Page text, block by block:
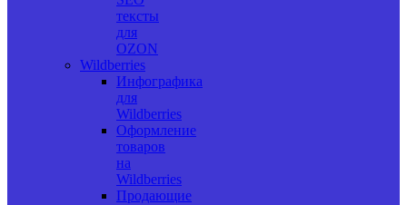
тексты
для
OZON
Wildberries
Инфографика
для
Wildberries
Оформление
товаров
на
Wildberries
Продающие